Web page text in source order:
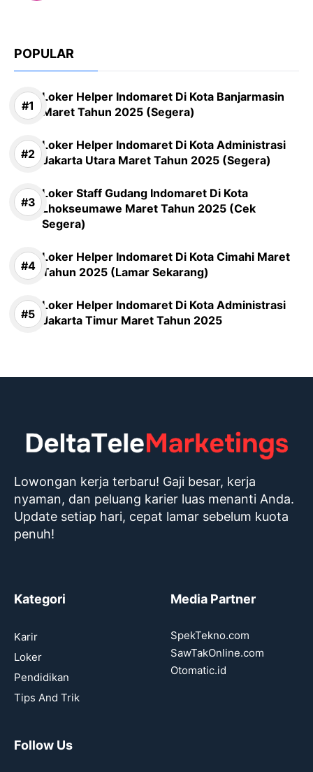
POPULAR
Loker Helper Indomaret Di Kota Banjarmasin
Maret Tahun 2025 (Segera)
Loker Helper Indomaret Di Kota Administrasi
Jakarta Utara Maret Tahun 2025 (Segera)
Loker Staff Gudang Indomaret Di Kota
Lhokseumawe Maret Tahun 2025 (Cek
Segera)
Loker Helper Indomaret Di Kota Cimahi Maret
Tahun 2025 (Lamar Sekarang)
Loker Helper Indomaret Di Kota Administrasi
Jakarta Timur Maret Tahun 2025
Lowongan kerja terbaru! Gaji besar, kerja
nyaman, dan peluang karier luas menanti Anda.
Update setiap hari, cepat lamar sebelum kuota
penuh!
Kategori
Karir
Loker
Pendidikan
Tips And Trik
Media Partner
SpekTekno.com
SawTakOnline.com
Otomatic.id
Follow Us